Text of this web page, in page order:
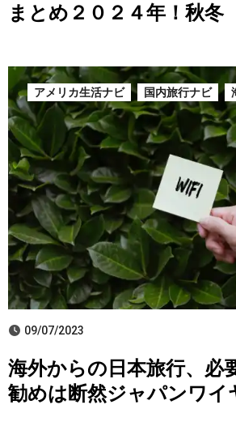
まとめ２０２４年！秋冬
アメリカ生活ナビ 国内旅行ナビ
09/07/2023
海外からの日本旅行、必
勧めは断然ジャパンワイ